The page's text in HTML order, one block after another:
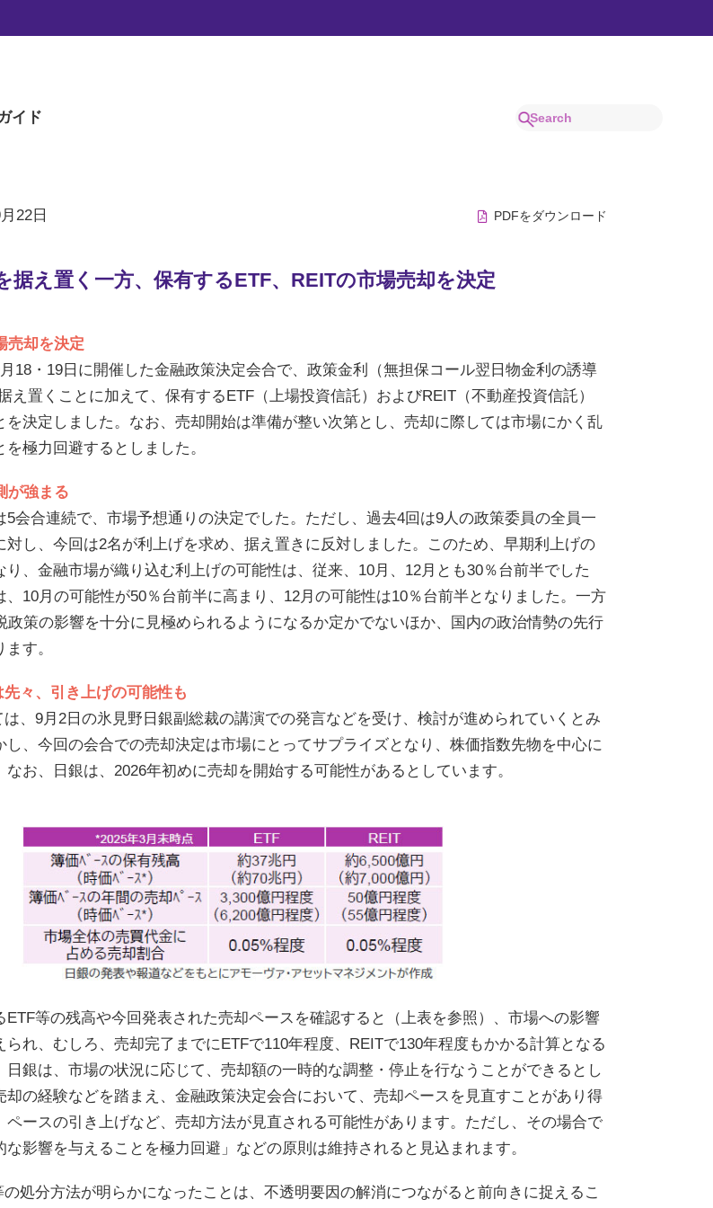
イド
22日 PDFをダウンロード
据え置く一方、保有するETF、REITの市場売却を決定
売却を決定
18・19日に開催した金融政策決定会合で、政策金利（無担保コール翌日物金利の誘導
え置くことに加えて、保有するETF（上場投資信託）およびREIT（不動産投資信託）
を決定しました。なお、売却開始は準備が整い次第とし、売却に際しては市場にかく乱
極力回避するとしました。
が強まる
5会合連続で、市場予想通りの決定でした。ただし、過去4回は9人の政策委員の全員一
対し、今回は2名が利上げを求め、据え置きに反対しました。このため、早期利上げの
、金融市場が織り込む利上げの可能性は、従来、10月、12月とも30％台前半でした
、10月の可能性が50％台前半に高まり、12月の可能性は10％台前半となりました。一方
政策の影響を十分に見極められるようになるか定かでないほか、国内の政治情勢の先行
す。
々、引き上げの可能性も
、9月2日の氷見野日銀副総裁の講演での発言などを受け、検討が進められていくとみ
し、今回の会合での売却決定は市場にとってサプライズとなり、株価指数先物を中心に
お、日銀は、2026年初めに売却を開始する可能性があるとしています。
ETF等の残高や今回発表された売却ペースを確認すると（上表を参照）、市場への影響
られ、むしろ、売却完了までにETFで110年程度、REITで130年程度もかかる計算となる
日銀は、市場の状況に応じて、売却額の一時的な調整・停止を行なうことができるとし
却の経験などを踏まえ、金融政策決定会合において、売却ペースを見直すことがあり得
ペースの引き上げなど、売却方法が見直される可能性があります。ただし、その場合で
な影響を与えることを極力回避」などの原則は維持されると見込まれます。
処分方法が明らかになったことは、不透明要因の解消につながると前向きに捉えるこ